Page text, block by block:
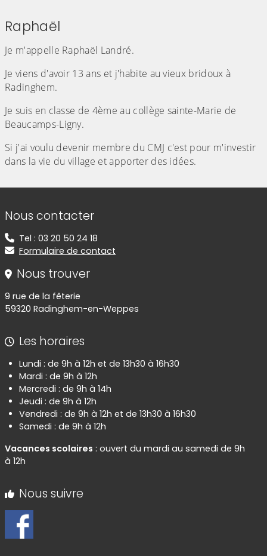
Raphaël
Je m'appelle Raphaël Landré.
Je viens d'avoir 13 ans et j'habite au vieux bridoux à
Radinghem.
Je suis en classe de 4ème au collège sainte-Marie de
Beaucamps-Ligny.
Si j'ai voulu devenir membre du CMJ c'est pour m'investir
dans la vie du village et apporter des idées.
Informations de contact
Nous contacter
Tel : 03 20 50 24 18
Formulaire de contact
Nous trouver
9 rue de la fêterie
59320 Radinghem-en-Weppes
Les horaires
Lundi : de 9h à 12h et de 13h30 à 16h30
Mardi : de 9h à 12h
Mercredi : de 9h à 14h
Jeudi : de 9h à 12h
Vendredi : de 9h à 12h et de 13h30 à 16h30
Samedi : de 9h à 12h
Vacances scolaires : ouvert du mardi au samedi de 9h
à 12h
Nous suivre